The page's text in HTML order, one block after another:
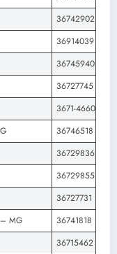
36742902
36914039
36745940
36727745
3671-4660
36746518
36729836
36729855
36727731
– MG
36741818
36715462